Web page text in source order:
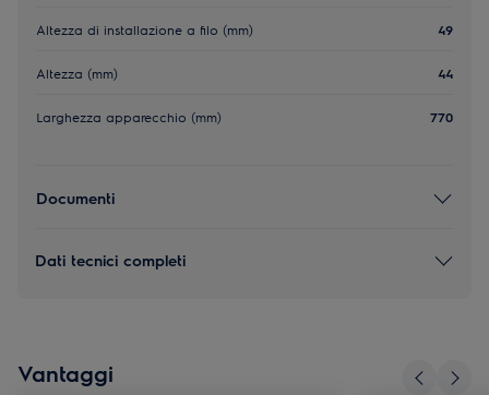
Altezza di installazione a filo (mm) 49
Altezza (mm) 44
Larghezza apparecchio (mm) 770
Documenti
Dati tecnici completi
Vantaggi